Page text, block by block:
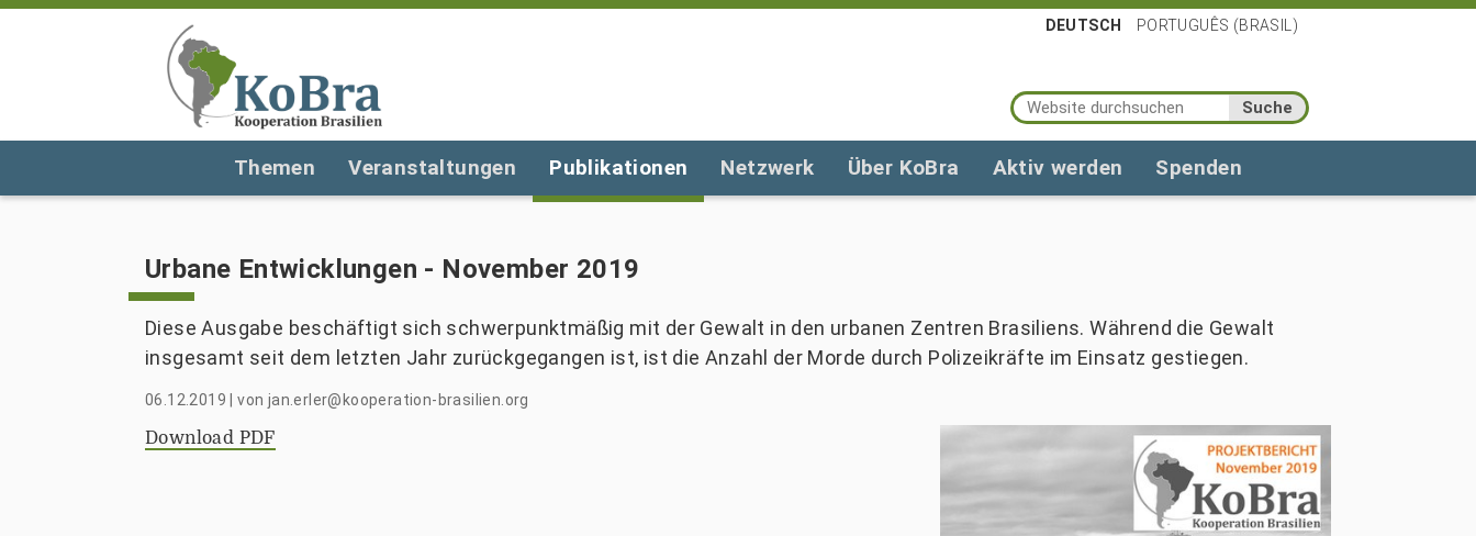
Website durchsuchen
Erweiterte Suche…
DEUTSCH PORTUGUÊS (BRASIL)
Themen Veranstaltungen Publikationen Netzwerk Über KoBra Aktiv werden Spenden
Urbane Entwicklungen - November 2019
Diese Ausgabe beschäftigt sich schwerpunktmäßig mit der Gewalt in den urbanen Zentren Brasiliens. Während die Gewalt
insgesamt seit dem letzten Jahr zurückgegangen ist, ist die Anzahl der Morde durch Polizeikräfte im Einsatz gestiegen.
06.12.2019 |von jan.erler@kooperation-brasilien.org
Download PDF